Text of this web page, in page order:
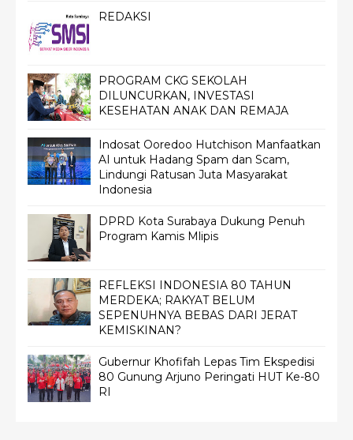
REDAKSI
PROGRAM CKG SEKOLAH
DILUNCURKAN, INVESTASI
KESEHATAN ANAK DAN REMAJA
Indosat Ooredoo Hutchison Manfaatkan
AI untuk Hadang Spam dan Scam,
Lindungi Ratusan Juta Masyarakat
Indonesia
DPRD Kota Surabaya Dukung Penuh
Program Kamis Mlipis
REFLEKSI INDONESIA 80 TAHUN
MERDEKA; RAKYAT BELUM
SEPENUHNYA BEBAS DARI JERAT
KEMISKINAN?
Gubernur Khofifah Lepas Tim Ekspedisi
80 Gunung Arjuno Peringati HUT Ke-80
RI